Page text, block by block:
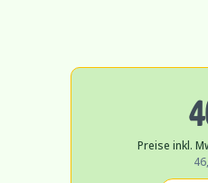
Preise inkl.